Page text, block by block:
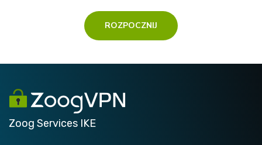
ROZPOCZNIJ
Zoog Services IKE